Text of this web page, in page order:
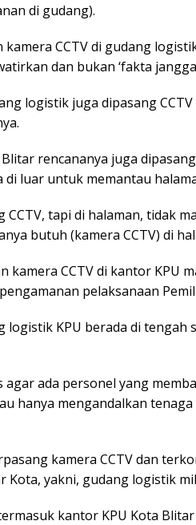
di gudang).
CCTV di gudang
dan bukan ‘fakta
logistik juga dipasang
rencananya juga
di luar untuk memantau
CCTV, tapi di halaman, tidak
butuh (kamera CCTV) di
kamera CCTV di kantor KPU
pelaksanaan
logistik KPU berada di tengah
agar ada personel yang
hanya mengandalkan
kamera CCTV dan
yakni, gudang logistik
kantor KPU Kota